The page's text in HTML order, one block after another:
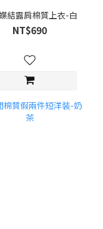
結露肩棉質上衣-白
NT$690